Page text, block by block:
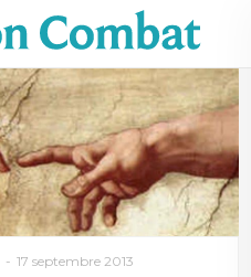
17 septembre 2013